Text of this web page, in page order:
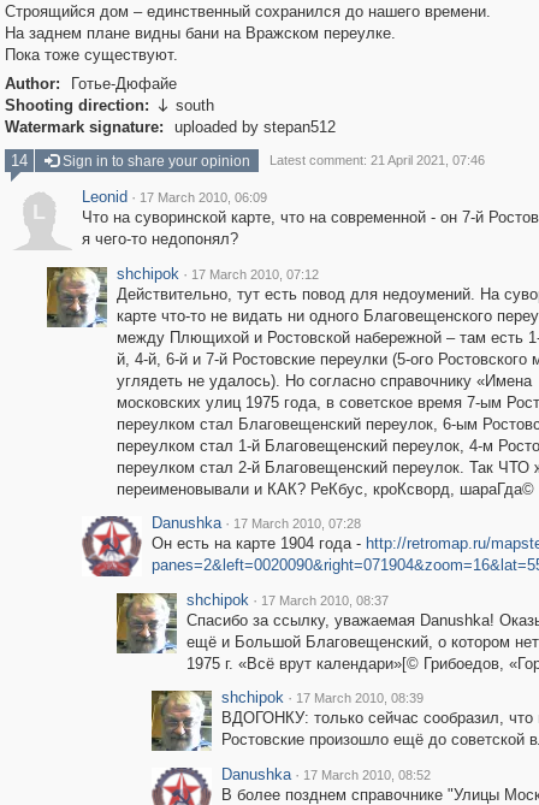
Строящийся дом – единственный сохранился до нашего времени.
На заднем плане видны бани на Вражском переулке.
Пока тоже существуют.
Author:
Готье-Дюфайе
Shooting direction:  south
Watermark signature:
uploaded by stepan512
14
Sign in to share your opinion Latest comment: 21 April 2021, 07:46
L
Leonid · 17 March 2010, 06:09
Что на суворинской карте, что на современной - он 7-й
я чего-то недопонял?
shchipok · 17 March 2010, 07:12
Действительно, тут есть повод для недоумений. На
карте что-то не видать ни одного Благовещенского
между Плющихой и Ростовской набережной – там есть
й, 4-й, 6-й и 7-й Ростовские переулки (5-ого Ростовского
углядеть не удалось). Но согласно справочнику «Имена
московских улиц 1975 года, в советское время 7-ым
переулком стал Благовещенский переулок, 6-ым
переулком стал 1-й Благовещенский переулок, 4-м
переулком стал 2-й Благовещенский переулок. Так ЧТО
переименовывали и КАК? РеКбус, кроКсворд, шараГда©
Danushka · 17 March 2010, 07:28
Он есть на карте 1904 года - http://retromap.ru/
shchipok · 17 March 2010, 08:37
Спасибо за ссылку, уважаемая Danushka!
ещё и Большой Благовещенский, о котором
1975 г. «Всё врут календари»[© Грибоедов,
shchipok · 17 March 2010, 08:39
ВДОГОНКУ: только сейчас сообразил,
Ростовские произошло ещё до советской
Danushka · 17 March 2010, 08:52
В более позднем справочнике "Улицы